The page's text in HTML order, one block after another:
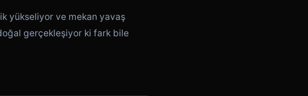
yükseliyor ve mekan yavaş
gerçekleşiyor ki fark bile